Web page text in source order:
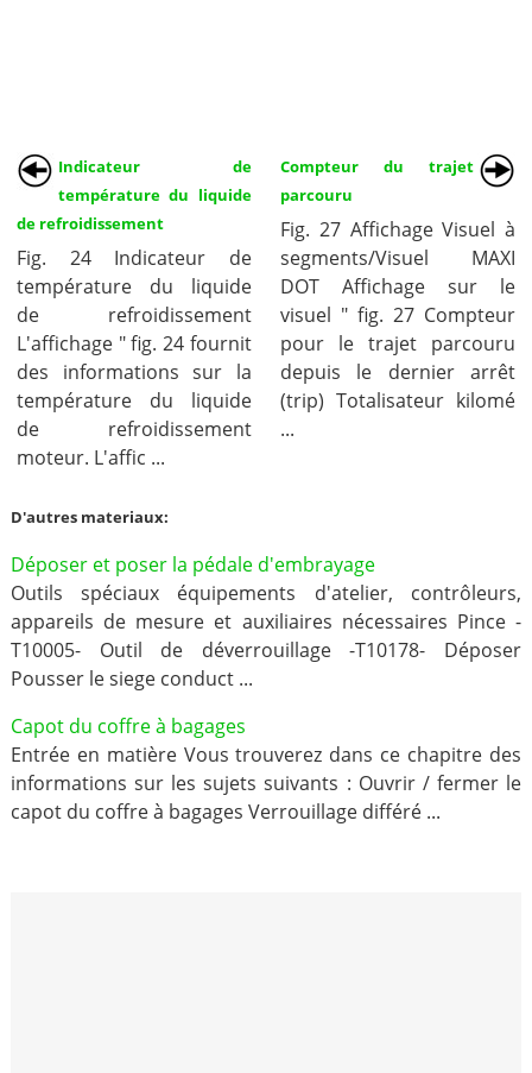
Indicateur de
température du liquide
de refroidissement
Fig. 24 Indicateur de
température du liquide
de refroidissement
L'affichage " fig. 24 fournit
des informations sur la
température du liquide
de refroidissement
moteur. L'affic ...
Compteur du trajet
parcouru
Fig. 27 Affichage Visuel à
segments/Visuel MAXI
DOT Affichage sur le
visuel " fig. 27 Compteur
pour le trajet parcouru
depuis le dernier arrêt
(trip) Totalisateur kilomé
...
D'autres materiaux:
Déposer et poser la pédale d'embrayage
Outils spéciaux équipements d'atelier, contrôleurs,
appareils de mesure et auxiliaires nécessaires Pince -
T10005- Outil de déverrouillage -T10178- Déposer
Pousser le siege conduct ...
Capot du coffre à bagages
Entrée en matière Vous trouverez dans ce chapitre des
informations sur les sujets suivants : Ouvrir / fermer le
capot du coffre à bagages Verrouillage différé ...